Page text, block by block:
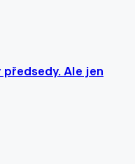
Ale jen